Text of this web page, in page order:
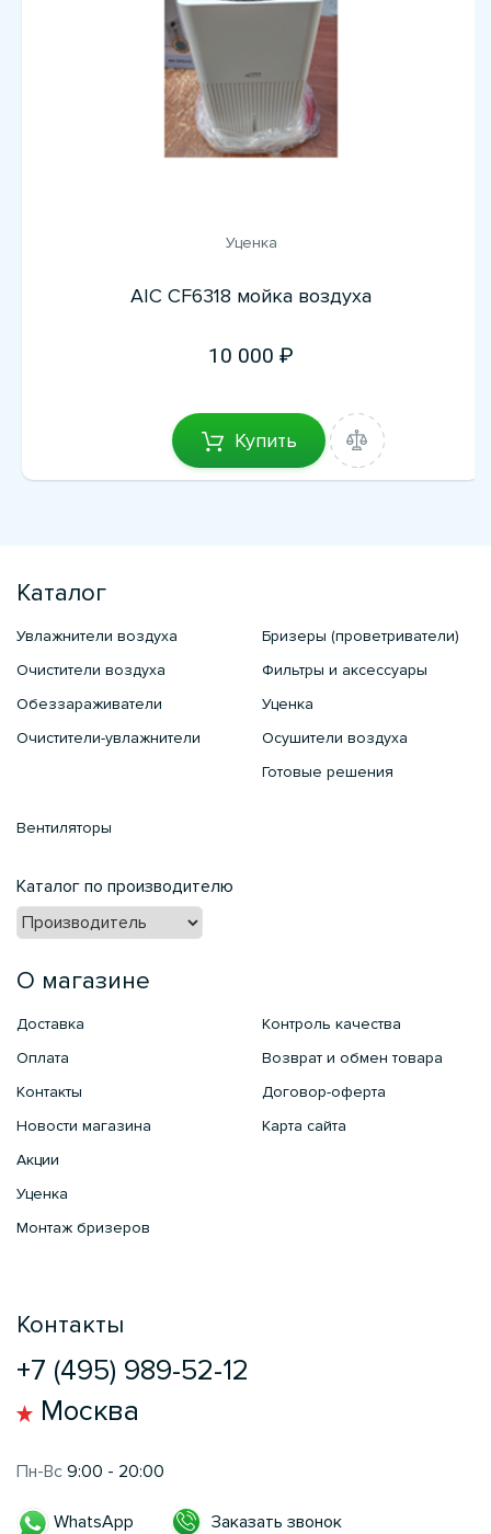
Уценка
AIC CF6318 мойка воздуха
10 000
Купить
Каталог
Увлажнители воздуха
Очистители воздуха
Обеззараживатели
Очистители-увлажнители
Бризеры (проветриватели)
Фильтры и аксессуары
Уценка
Осушители воздуха
Готовые решения
Вентиляторы
Каталог по производителю
О магазине
Доставка
Оплата
Контакты
Новости магазина
Акции
Уценка
Монтаж бризеров
Контроль качества
Возврат и обмен товара
Договор-оферта
Карта сайта
Контакты
+7 (495) 989-52-12
Москва
Пн-Вс 9:00 - 20:00
WhatsApp Заказать звонок